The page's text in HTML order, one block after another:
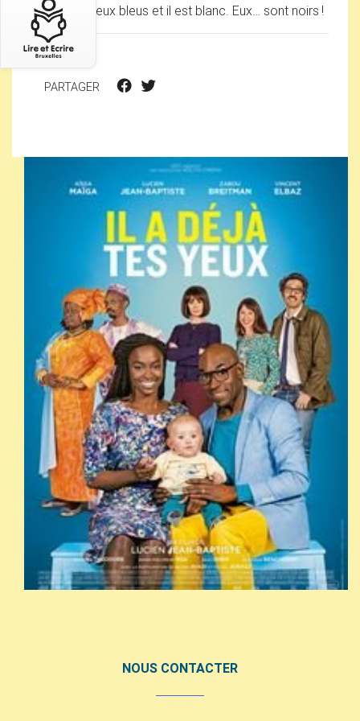
blond aux yeux bleus et il est blanc. Eux… sont noirs !
PARTAGER
NOUS CONTACTER